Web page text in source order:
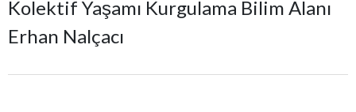
Kolektif Yaşamı Kurgulama Bilim Alanı
Erhan Nalçacı